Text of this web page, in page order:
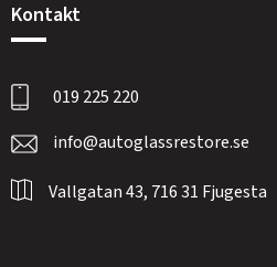
Kontakt
019 225 220
info@autoglassrestore.se
Vallgatan 43, 716 31 Fjugesta